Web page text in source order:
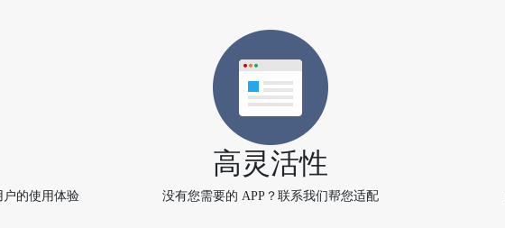
户的使用体验
高灵活性
没有您需要的 APP？联系我们帮您适配